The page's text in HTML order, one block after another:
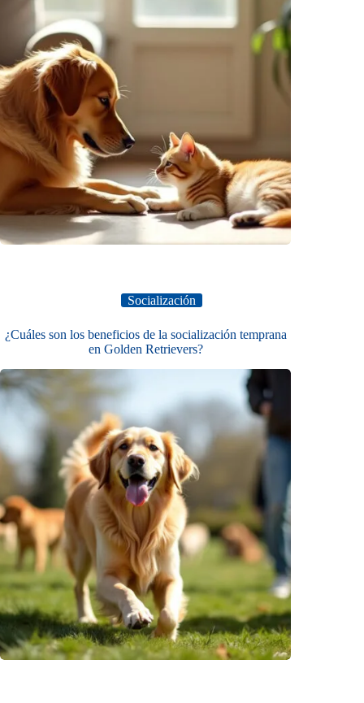
Socialización
¿Cuáles son los beneficios de la socialización temprana
en Golden Retrievers?